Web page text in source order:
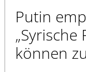
Putin
„Syrische
können